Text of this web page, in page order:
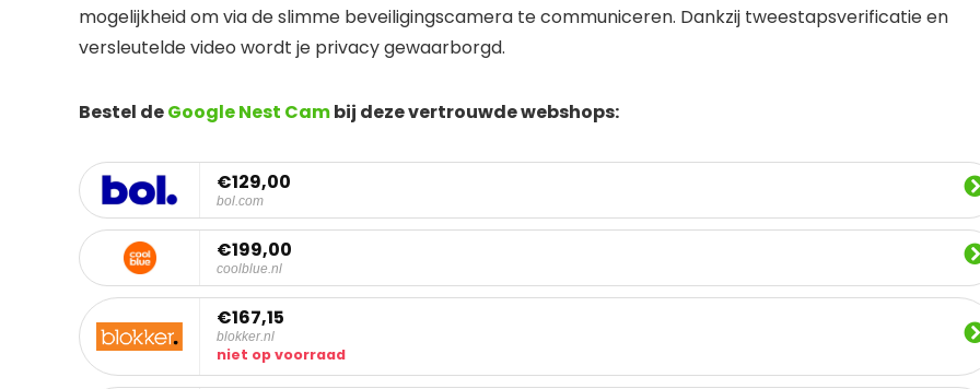
mogelijkheid om via de slimme beveiligingscamera te communiceren. Dankzij tweestapsverificatie en
versleutelde video wordt je privacy gewaarborgd.
Bestel deGoogle Nest Cambij deze vertrouwde webshops:
€129,00
bol.com
€199,00
coolblue.nl
€167,15
blokker.nl
niet op voorraad